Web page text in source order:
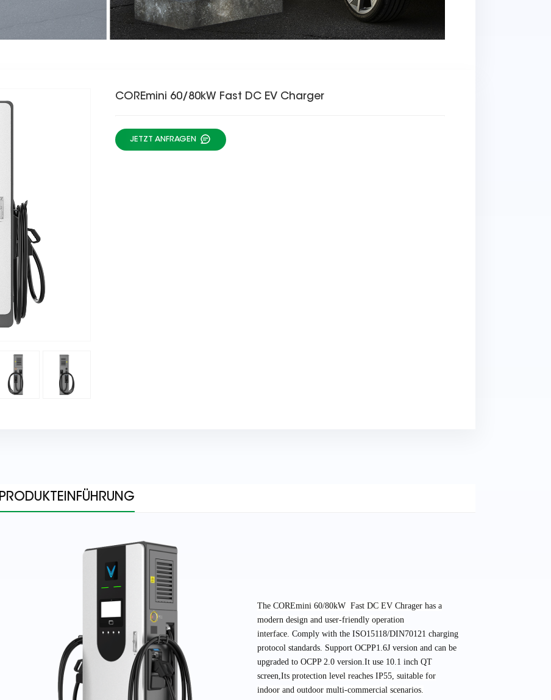
COREmini 60/80kW Fast DC EV Charger
JETZT ANFRAGEN
PRODUKTEINFÜHRUNG
The COREmini 60/80kW Fast DC EV Chrager has a
modern design and user-friendly operation
interface. Comply with the ISO15118/DIN70121 charging
protocol standards. Support OCPP1.6J version and can be
upgraded to OCPP 2.0 version.It use 10.1 inch QT
screen, Its protection level reaches IP55, suitable for
indoor and outdoor multi-commercial scenarios.